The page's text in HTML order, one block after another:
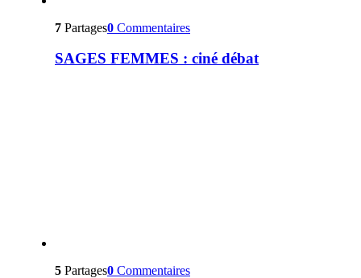
7 Partages0 Commentaires
SAGES FEMMES : ciné débat
5 Partages0 Commentaires